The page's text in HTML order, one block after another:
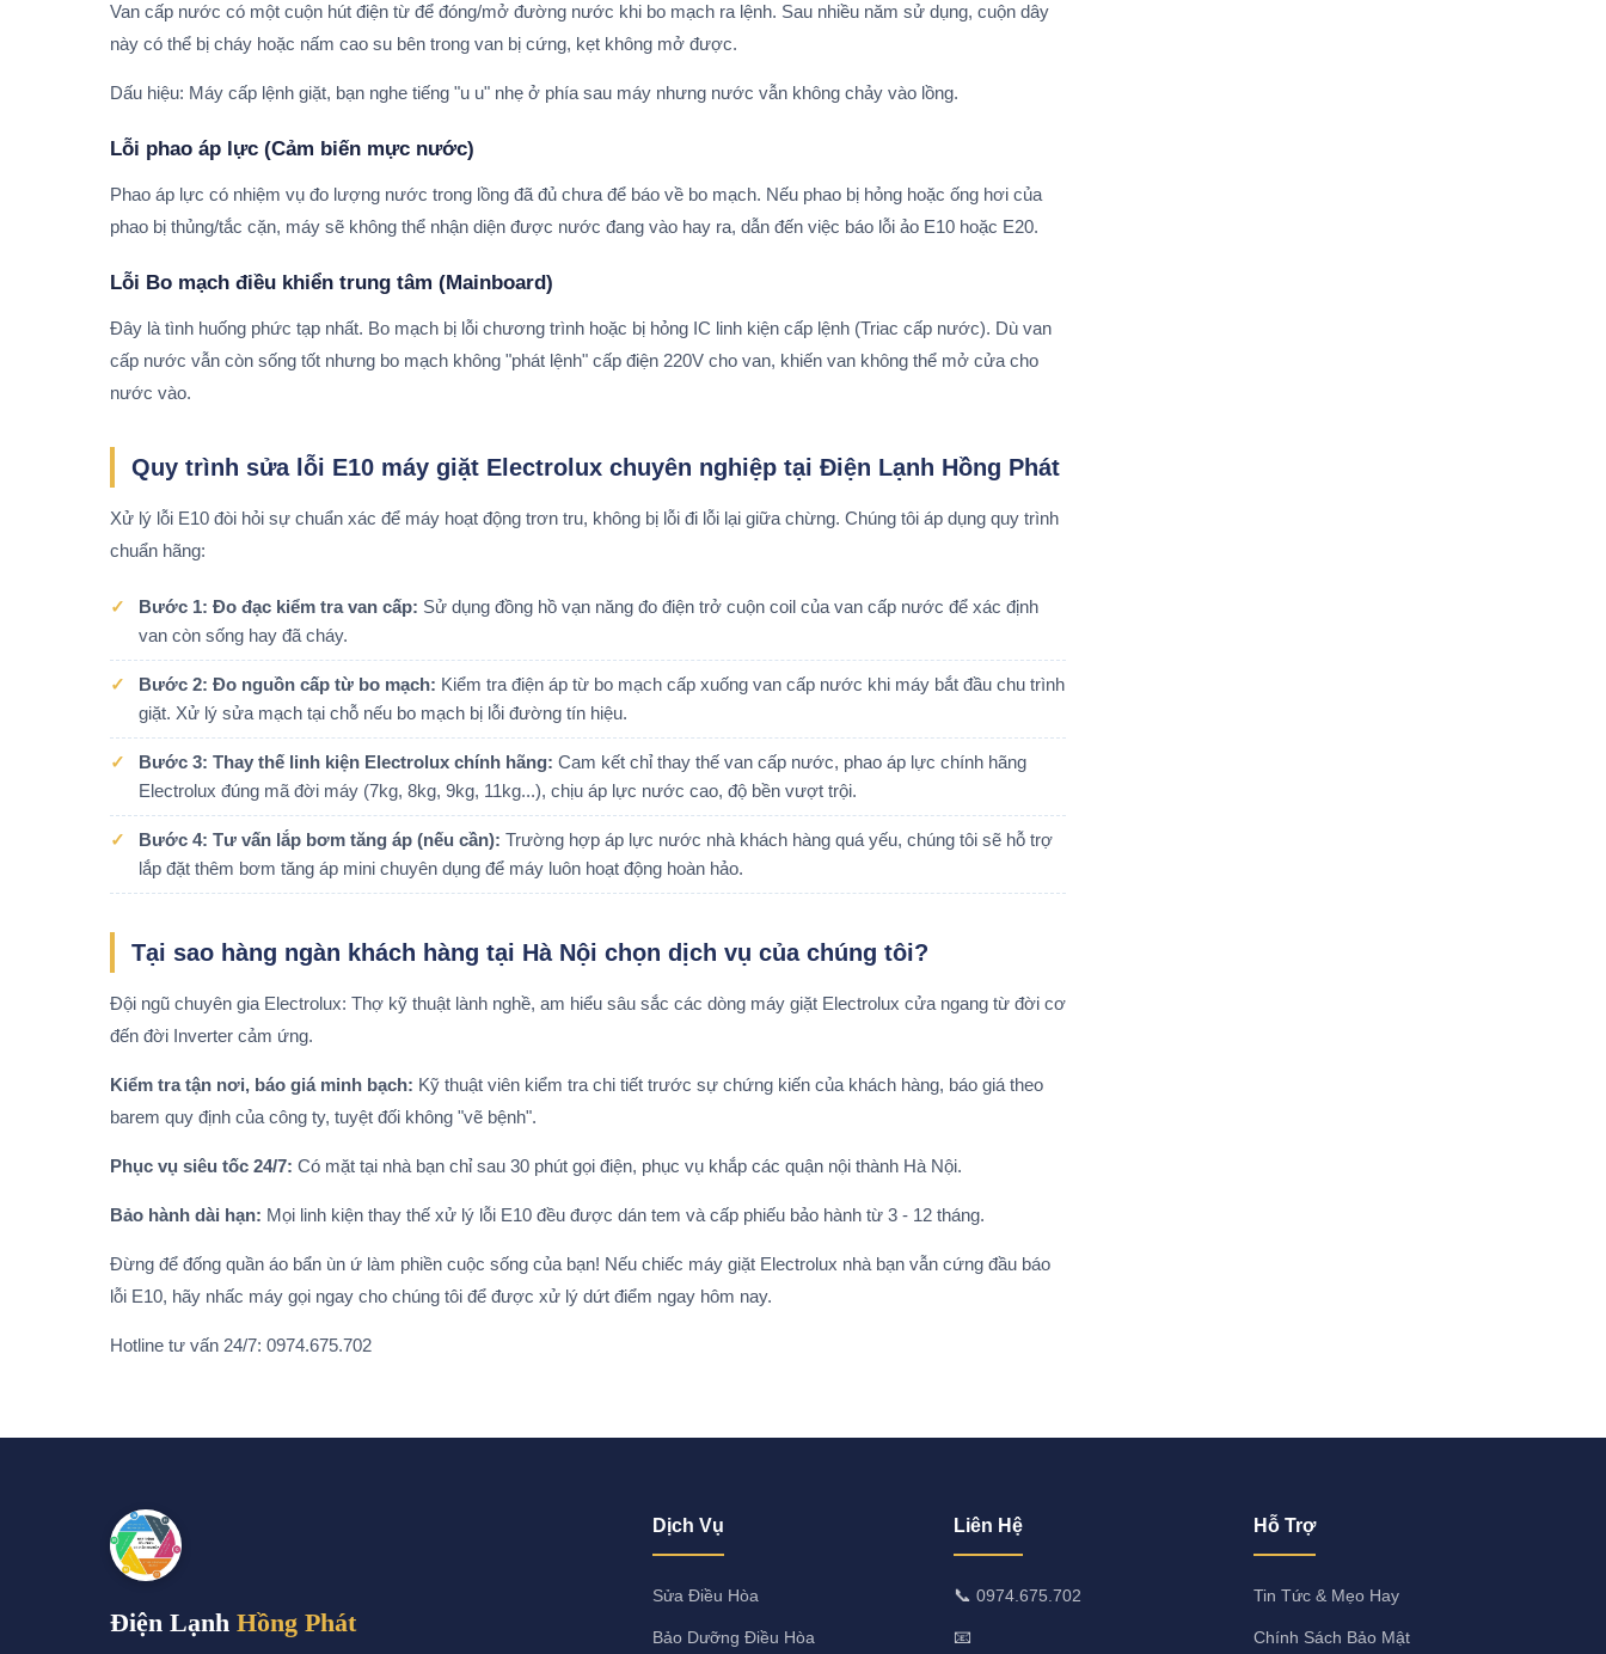
Van cấp nước có một cuộn hút điện từ để đóng/mở đường nước khi bo mạch ra lệnh. Sau nhiều năm sử dụng, cuộn dây
này có thể bị cháy hoặc nấm cao su bên trong van bị cứng, kẹt không mở được.
Dấu hiệu: Máy cấp lệnh giặt, bạn nghe tiếng "u u" nhẹ ở phía sau máy nhưng nước vẫn không chảy vào lồng.
Lỗi phao áp lực (Cảm biến mực nước)
Phao áp lực có nhiệm vụ đo lượng nước trong lồng đã đủ chưa để báo về bo mạch. Nếu phao bị hỏng hoặc ống hơi của
phao bị thủng/tắc cặn, máy sẽ không thể nhận diện được nước đang vào hay ra, dẫn đến việc báo lỗi ảo E10 hoặc E20.
Lỗi Bo mạch điều khiển trung tâm (Mainboard)
Đây là tình huống phức tạp nhất. Bo mạch bị lỗi chương trình hoặc bị hỏng IC linh kiện cấp lệnh (Triac cấp nước). Dù van
cấp nước vẫn còn sống tốt nhưng bo mạch không "phát lệnh" cấp điện 220V cho van, khiến van không thể mở cửa cho
nước vào.
Quy trình sửa lỗi E10 máy giặt Electrolux chuyên nghiệp tại Điện Lạnh Hồng Phát
Xử lý lỗi E10 đòi hỏi sự chuẩn xác để máy hoạt động trơn tru, không bị lỗi đi lỗi lại giữa chừng. Chúng tôi áp dụng quy trình
chuẩn hãng:
Bước 1: Đo đạc kiểm tra van cấp: Sử dụng đồng hồ vạn năng đo điện trở cuộn coil của van cấp nước để xác định
van còn sống hay đã cháy.
Bước 2: Đo nguồn cấp từ bo mạch: Kiểm tra điện áp từ bo mạch cấp xuống van cấp nước khi máy bắt đầu chu trình
giặt. Xử lý sửa mạch tại chỗ nếu bo mạch bị lỗi đường tín hiệu.
Bước 3: Thay thế linh kiện Electrolux chính hãng: Cam kết chỉ thay thế van cấp nước, phao áp lực chính hãng
Electrolux đúng mã đời máy (7kg, 8kg, 9kg, 11kg...), chịu áp lực nước cao, độ bền vượt trội.
Bước 4: Tư vấn lắp bơm tăng áp (nếu cần): Trường hợp áp lực nước nhà khách hàng quá yếu, chúng tôi sẽ hỗ trợ
lắp đặt thêm bơm tăng áp mini chuyên dụng để máy luôn hoạt động hoàn hảo.
Tại sao hàng ngàn khách hàng tại Hà Nội chọn dịch vụ của chúng tôi?
Đội ngũ chuyên gia Electrolux: Thợ kỹ thuật lành nghề, am hiểu sâu sắc các dòng máy giặt Electrolux cửa ngang từ đời cơ
đến đời Inverter cảm ứng.
Kiểm tra tận nơi, báo giá minh bạch: Kỹ thuật viên kiểm tra chi tiết trước sự chứng kiến của khách hàng, báo giá theo
barem quy định của công ty, tuyệt đối không "vẽ bệnh".
Phục vụ siêu tốc 24/7: Có mặt tại nhà bạn chỉ sau 30 phút gọi điện, phục vụ khắp các quận nội thành Hà Nội.
Bảo hành dài hạn: Mọi linh kiện thay thế xử lý lỗi E10 đều được dán tem và cấp phiếu bảo hành từ 3 - 12 tháng.
Đừng để đống quần áo bẩn ùn ứ làm phiền cuộc sống của bạn! Nếu chiếc máy giặt Electrolux nhà bạn vẫn cứng đầu báo
lỗi E10, hãy nhấc máy gọi ngay cho chúng tôi để được xử lý dứt điểm ngay hôm nay.
Hotline tư vấn 24/7: 0974.675.702
Điện Lạnh Hồng Phát
Dịch Vụ
Sửa Điều Hòa
Bảo Dưỡng Điều Hòa
Liên Hệ
📞 0974.675.702
📧
Hỗ Trợ
Tin Tức & Mẹo Hay
Chính Sách Bảo Mật